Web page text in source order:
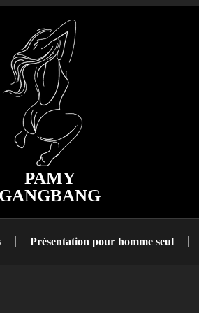
PAMY
GANGBANG
Présentation pour homme seul